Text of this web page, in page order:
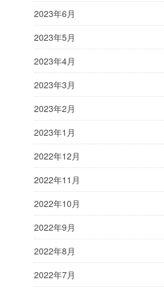
2023年6月
2023年5月
2023年4月
2023年3月
2023年2月
2023年1月
2022年12月
2022年11月
2022年10月
2022年9月
2022年8月
2022年7月